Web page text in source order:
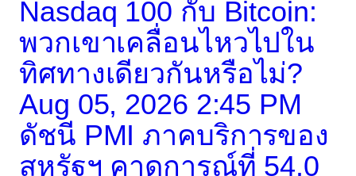
Nasdaq 100 กับ Bitcoin:
พวกเขาเคลื่อนไหวไปใน
ทิศทางเดียวกันหรือไม่?
Aug 05, 2026 2:45 PM
ดัชนี PMI ภาคบริการของ
สหรัฐฯ คาดการณ์ที่ 54.0